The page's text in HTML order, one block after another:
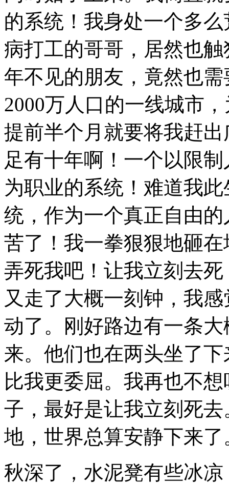
的系统！我身处一个多
病打工的哥哥，居然也
年不见的朋友，竟然也
2000万人口的一线城市
提前半个月就要将我赶
足有十年啊！一个以限
为职业的系统！难道我
统，作为一个真正自由
苦了！我一拳狠狠地砸
弄死我吧！让我立刻去
又走了大概一刻钟，我
动了。刚好路边有一条大
来。他们也在两头坐了
比我更委屈。我再也不
子，最好是让我立刻死
地，世界总算安静下来了
秋深了，水泥凳有些冰